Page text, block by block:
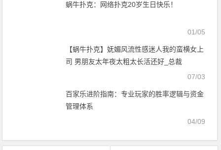
蜗牛扑克：网络扑克20岁生日快乐！
01/05
【蜗牛扑克】妩媚风流性感迷人我的蛮横女上
司 男朋友太年夜太粗太长活还好_总裁
07/03
百家乐进阶指南：专业玩家的胜率逻辑与资金
管理体系
04/09